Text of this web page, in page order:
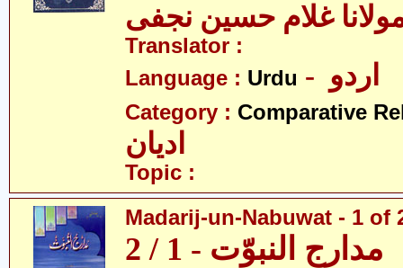
غلام حسین نجفی
Translator :
Language : Urdu
Category : Comparative
ادیان
Topic :
Madarij-un-Nabuwat - 1 of
مدارج النبوّت - 1 / 2